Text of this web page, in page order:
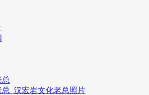
_汉宏岩文化老总照片